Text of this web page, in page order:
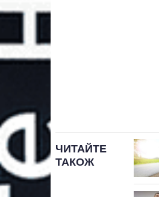
ЧИТАЙТЕ
ТАКОЖ